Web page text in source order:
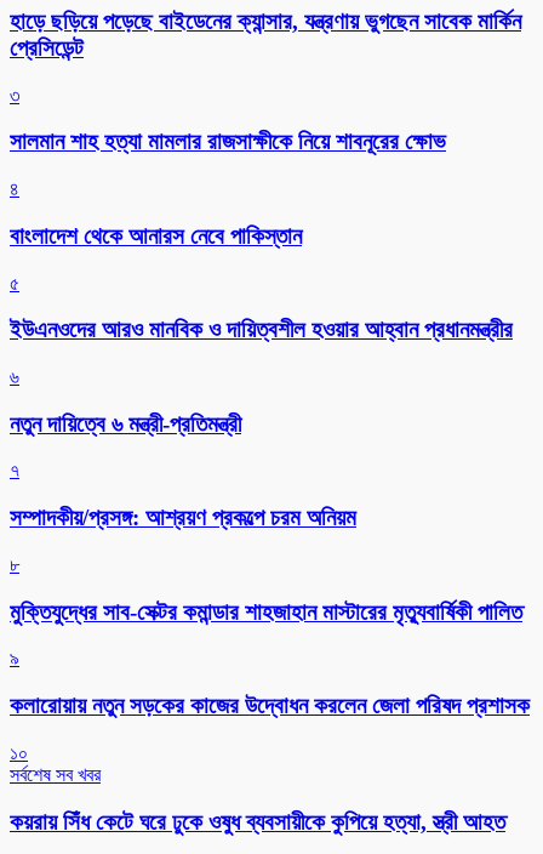
হাড়ে ছড়িয়ে পড়েছে বাইডেনের ক্যান্সার, যন্ত্রণায় ভুগছেন সাবেক মার্কিন
প্রেসিডেন্ট
৩
সালমান শাহ হত্যা মামলার রাজসাক্ষীকে নিয়ে শাবনূরের ক্ষোভ
৪
বাংলাদেশ থেকে আনারস নেবে পাকিস্তান
৫
ইউএনওদের আরও মানবিক ও দায়িত্বশীল হওয়ার আহ্বান প্রধানমন্ত্রীর
৬
নতুন দায়িত্বে ৬ মন্ত্রী-প্রতিমন্ত্রী
৭
সম্পাদকীয়/প্রসঙ্গ: আশ্রয়ণ প্রকল্পে চরম অনিয়ম
৮
মুক্তিযুদ্ধের সাব-সেক্টর কমান্ডার শাহজাহান মাস্টারের মৃত্যুবার্ষিকী পালিত
৯
কলারোয়ায় নতুন সড়কের কাজের উদ্বোধন করলেন জেলা পরিষদ প্রশাসক
১০
সর্বশেষ সব খবর
কয়রায় সিঁধ কেটে ঘরে ঢুকে ওষুধ ব্যবসায়ীকে কুপিয়ে হত্যা, স্ত্রী আহত